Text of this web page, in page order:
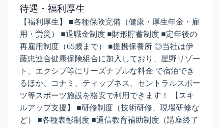
待遇・福利厚生
【福利厚生】 ■各種保険完備（健康・厚生年金・雇
用・労災） ■退職金制度 ■財形貯蓄制度 ■定年後の
再雇用制度（65歳まで） ■提携保養所 ◎当社は伊
藤忠連合健康保険組合に加入しており、星野リゾー
ト、エクシブ等にリーズナブルな料金 で宿泊でき
るほか、コナミ、ティップネス、セントラルスポー
ツ等スポーツ施設を格安で利用できます！ 【スキ
ルアップ支援】 ■研修制度（技術研修、現場研修な
ど） ■各種表彰制度 ■通信教育補助制度（講座終了